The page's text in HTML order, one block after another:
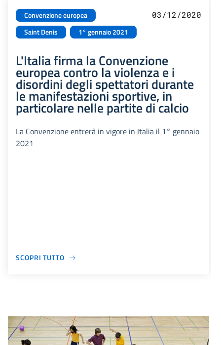
Convenzione europea
Saint Denis
1° gennaio 2021
03/12/2020
L'Italia firma la Convenzione
europea contro la violenza e i
disordini degli spettatori durante
le manifestazioni sportive, in
particolare nelle partite di calcio
La Convenzione entrerà in vigore in Italia il 1° gennaio
2021
SCOPRI TUTTO